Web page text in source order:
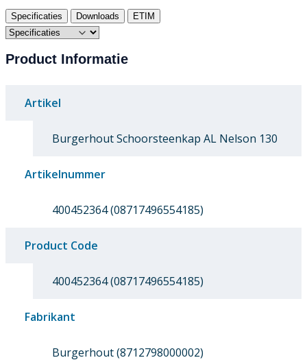
Specificaties Downloads ETIM
Product Informatie
Artikel
Burgerhout Schoorsteenkap AL Nelson 130
Artikelnummer
400452364 (08717496554185)
Product Code
400452364 (08717496554185)
Fabrikant
Burgerhout (8712798000002)